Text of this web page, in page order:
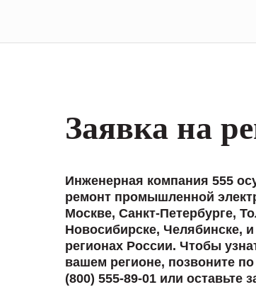
Заявка на
Инженерная компания 555
ремонт промышленной
Москве, Санкт-Петербурге,
Новосибирске, Челябинске, и
регионах России. Чтобы
вашем регионе, позвоните
(800) 555-89-01 или оставьте